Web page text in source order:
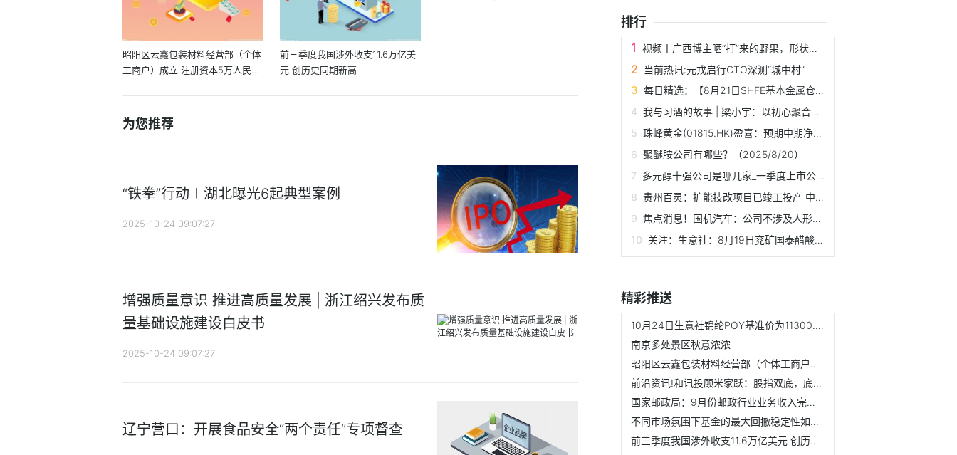
昭阳区云鑫包装材料经营部（个体
工商户）成立 注册资本5万人民
前三季度我国涉外收支11.6万亿美
元 创历史同期新高
为您推荐
“铁拳”行动∣湖北曝光6起典型案例
2025-10-24 09:07:27
增强质量意识 推进高质量发展 | 浙江绍兴发布质
量基础设施建设白皮书
2025-10-24 09:07:27
辽宁营口：开展食品安全“两个责任”专项督查
排行
视频丨广西博主晒“打”来的野果，形状圆润 色泽鲜亮 短讯
当前热讯:元戎启行CTO深测“城中村”
每日精选：【8月21日SHFE基本金属仓单变化情况】铜仓单减少66...
我与习酒的故事 | 梁小宇：以初心聚合力，共绘习酒新蓝图 看热讯
珠峰黄金(01815.HK)盈喜：预期中期净利7000万元至8000万元
聚醚胺公司有哪些？（2025/8/20）
多元醇十强公司是哪几家_一季度上市公司毛利率排行榜 每日热门
贵州百灵：扩能技改项目已竣工投产 中药材前处理能力提高到6...
焦点消息！国机汽车：公司不涉及人形机器人业务
关注：生意社：8月19日兖矿国泰醋酸乙酯价格平稳
精彩推送
10月24日生意社锦纶POY基准价为11300.00元/吨-今日要闻
南京多处景区秋意浓浓
昭阳区云鑫包装材料经营部（个体工商户）成立 注册资本5万人...
前沿资讯!和讯投顾米家跃：股指双底，底气是否到来？
国家邮政局：9月份邮政行业业务收入完成1525.7亿元 同比增长...
不同市场氛围下基金的最大回撤稳定性如何？|每日快报
前三季度我国涉外收支11.6万亿美元 创历史同期新高